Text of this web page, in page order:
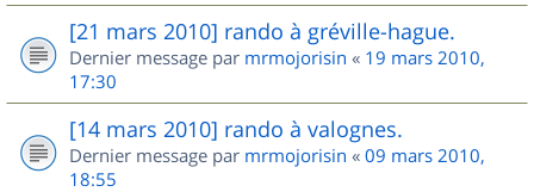
[21 mars 2010] rando à gréville-hague.
Dernier message par mrmojorisin « 19 mars 2010,
17:30
[14 mars 2010] rando à valognes.
Dernier message par mrmojorisin « 09 mars 2010,
18:55